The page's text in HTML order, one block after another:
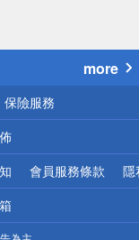
more
保險服務
會員服務條款 隱